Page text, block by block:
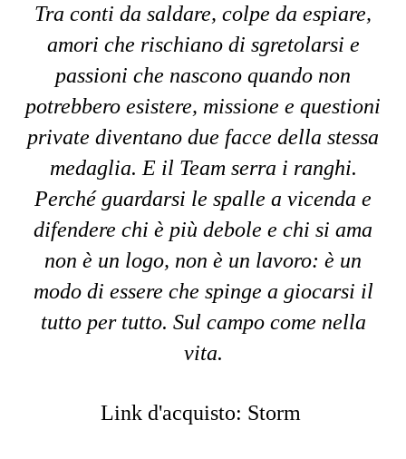
Tra conti da saldare, colpe da espiare,
amori che rischiano di sgretolarsi e
passioni che nascono quando non
potrebbero esistere, missione e questioni
private diventano due facce della stessa
medaglia. E il Team serra i ranghi.
Perché guardarsi le spalle a vicenda e
difendere chi è più debole e chi si ama
non è un logo, non è un lavoro: è un
modo di essere che spinge a giocarsi il
tutto per tutto. Sul campo come nella
vita.
Link d'acquisto: Storm